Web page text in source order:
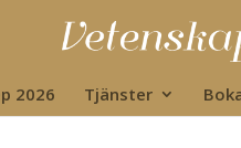
2026 Tjänster